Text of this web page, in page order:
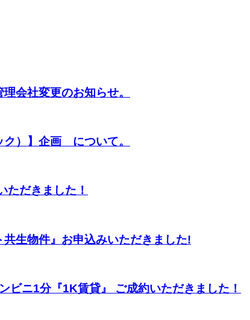
会社変更のお知らせ。
）】企画 について。
ただきました！
生物件』お申込みいただきました!
ビニ1分『1K賃貸』 ご成約いただきました！